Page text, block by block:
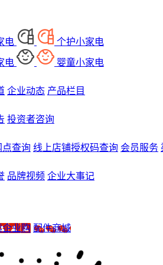
电 个护小家电
电
婴童小家电
企业动态 产品栏目
投资者咨询
查询 线上店铺授权码查询 会员服务
品牌视频 企业大事记
企业购 配件商城